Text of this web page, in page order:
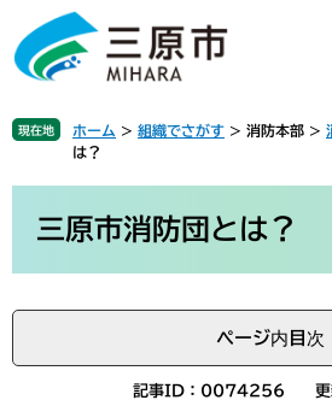
ジ
頭
す
ュ
飛
し
現在地 ホーム > 組織でさがす > 消防本部 >
は？
三原市消防団とは？
ページ内目次
記事ID：0074256